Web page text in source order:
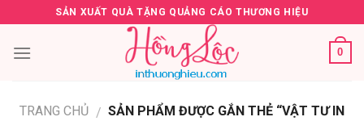
to
content
SẢN XUẤT QUÀ TẶNG QUẢNG CÁO THƯƠNG HIỆU
0
TRANG CHỦ / SẢN PHẨM ĐƯỢC GẮN THẺ “VẬT TƯ IN